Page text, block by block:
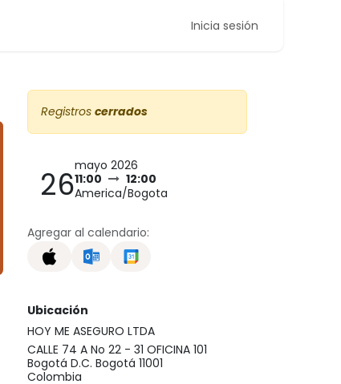
Inicia sesión
Registros cerrados
26mayo 2026
11:00
12:00
America/Bogota
Agregar al calendario:
Ubicación
HOY ME ASEGURO LTDA
CALLE 74 A No 22 - 31 OFICINA 101
Bogotá D.C. Bogotá 11001
Colombia